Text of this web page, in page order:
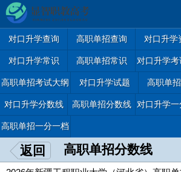
对口升学查询 高职单招查询 对口升学
对口升学常识 高职单招常识 对口升学
高职单招考试大纲 对口升学试题 高职单
对口升学分数线 高职单招分数线 对口升学
高职单招一分一档
返回 高职单招分数线